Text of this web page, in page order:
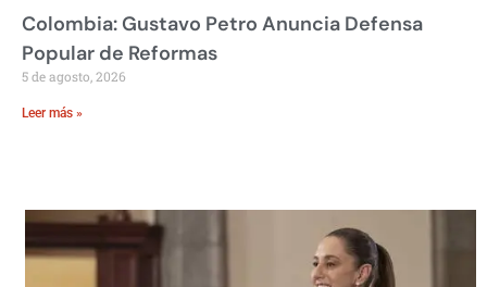
Colombia: Gustavo Petro Anuncia Defensa
Popular de Reformas
5 de agosto, 2026
Leer más »